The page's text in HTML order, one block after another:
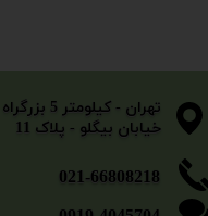
​​​​​021-66808218
​​​​​​​تهران -
خیابان بیگلو - پلاک 11